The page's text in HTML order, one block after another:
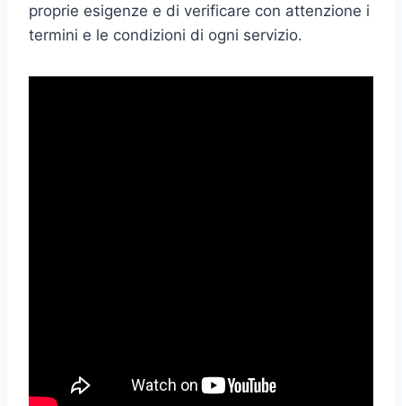
proprie esigenze e di verificare con attenzione i
termini e le condizioni di ogni servizio.